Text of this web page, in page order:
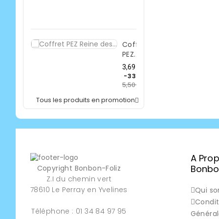
Coffret
PEZ...
3,69 €
-33%
5,50 €
Tous les produits en promotion 
Copyright Bonbon-Foliz
Z.I du chemin vert
78610 Le Perray en Yvelines
Téléphone : 01 34 84 97 95
A
Qui